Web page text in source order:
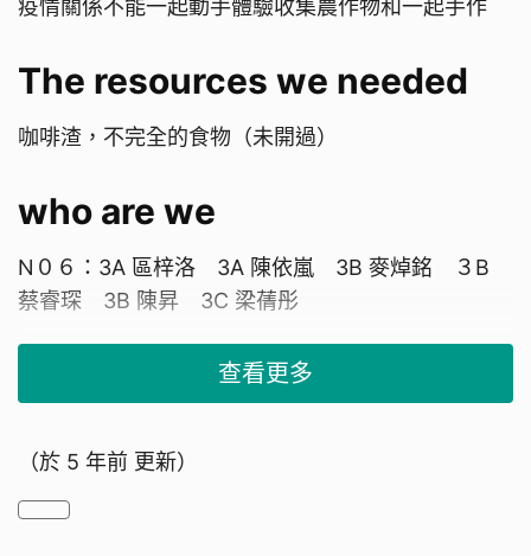
疫情關係不能一起動手體驗收集農作物和一起手作
The resources we needed
咖啡渣，不完全的食物（未開過）
who are we
N０６：3A 區梓洛 3A 陳依嵐 3B 麥焯銘 ３B
蔡睿琛 3B 陳昇 3C 梁蒨彤
3C 朱天睿 3D 利昭頤 3D 黃耀程 4A 冼殷信
4A 文婉儀 4B 戚其頤 4C 程裕僖4C 張心妍４C
葉禧言
查看更多
（於 5 年前 更新）